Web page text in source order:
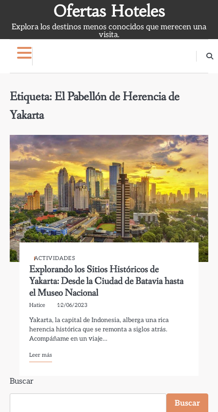
content
Ofertas Hoteles
Explora los destinos menos conocidos que merecen una
visita.
Etiqueta: El Pabellón de Herencia de
Yakarta
ACTIVIDADES
Explorando los Sitios Históricos de
Yakarta: Desde la Ciudad de Batavia hasta
el Museo Nacional
Hatice 12/06/2023
Yakarta, la capital de Indonesia, alberga una rica
herencia histórica que se remonta a siglos atrás.
Acompáñame en un viaje…
Leer más
Buscar
Buscar